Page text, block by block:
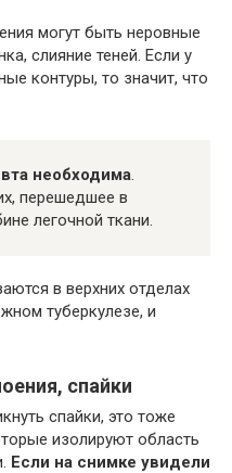
могут быть неровные
слияние теней. Если у
контуры, то значит, что
необходима.
перешедшее в
легочной ткани.
в верхних отделах
туберкулезе, и
спайки
спайки, это тоже
изолируют область
Если на снимке увидели